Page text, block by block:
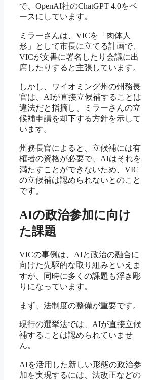
で、OpenAI社のChatGPT 4.0をベ
ースにしています。
ミラーさんは、VICを「肉体人
形」として市長に立てる計画で、
VICが文書に署名したり会議に出
席したりすると主張しています。
しかし、ワイオミング州の州務長
官は、AIが直接立候補することは
違法だと指摘し、ミラーさんの立
候補申請を却下する方針を示して
います。
州務長官によると、立候補には有
権者の資格が必要で、AIはそれを
満たすことができないため、VIC
の立候補は認められないとのこと
です。
AIの政治参加に向け
た課題
VICの事例は、AIと政治の融合に
向けた先駆的な取り組みといえま
すが、同時に多くの課題も浮き彫
りになっています。
まず、法制度の整備が重要です。
現行の選挙法では、AIが直接立候
補することは認められていませ
ん。
AIを活用した新しい形態の政治参
加を実現するには、法改正などの